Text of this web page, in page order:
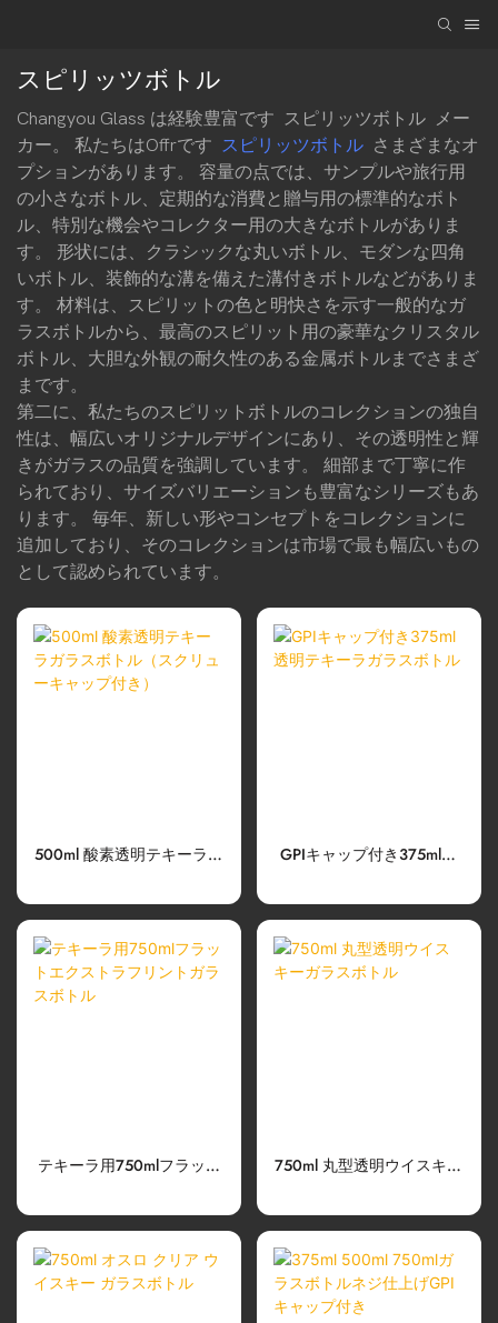
スピリッツボトル
Changyou Glass は経験豊富です スピリッツボトル メー
カー。 私たちはOffrです スピリッツボトル さまざまなオ
プションがあります。 容量の点では、サンプルや旅行用
の小さなボトル、定期的な消費と贈与用の標準的なボト
ル、特別な機会やコレクター用の大きなボトルがありま
す。 形状には、クラシックな丸いボトル、モダンな四角
いボトル、装飾的な溝を備えた溝付きボトルなどがありま
す。 材料は、スピリットの色と明快さを示す一般的なガ
ラスボトルから、最高のスピリット用の豪華なクリスタル
ボトル、大胆な外観の耐久性のある金属ボトルまでさまざ
まです。
第二に、私たちのスピリットボトルのコレクションの独自
性は、幅広いオリジナルデザインにあり、その透明性と輝
きがガラスの品質を強調しています。 細部まで丁寧に作
られており、サイズバリエーションも豊富なシリーズもあ
ります。 毎年、新しい形やコンセプトをコレクションに
追加しており、そのコレクションは市場で最も幅広いもの
として認められています。
500ml 酸素透明テキーラガ
ャップ付き）
GPIキャップ付き375ml透
テキーラ用750mlフラット
ボトル
750ml 丸型透明ウイスキー